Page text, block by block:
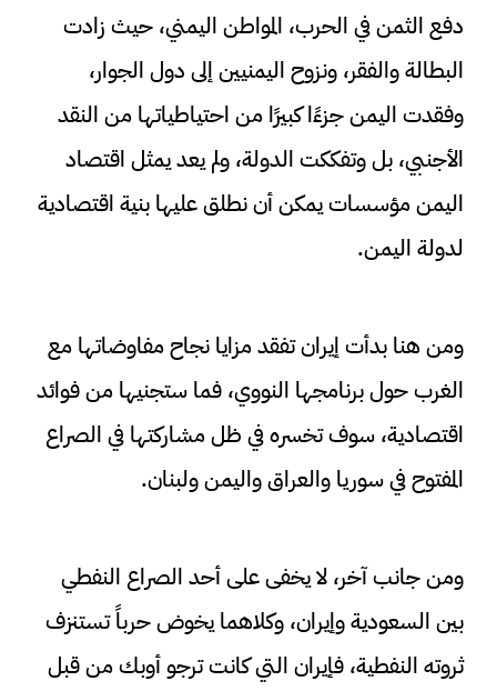
دفع الثمن في الحرب، المواطن اليمني، حيث زادت
البطالة والفقر، ونزوح اليمنيين إلى دول الجوار،
وفقدت اليمن جزءًا كبيرًا من احتياطياتها من النقد
الأجنبي، بل وتفككت الدولة، ولم يعد يمثل اقتصاد
اليمن مؤسسات يمكن أن نطلق عليها بنية اقتصادية
لدولة اليمن.
ومن هنا بدأت إيران تفقد مزايا نجاح مفاوضاتها مع
الغرب حول برنامجها النووي، فما ستجنيها من فوائد
اقتصادية، سوف تخسره في ظل مشاركتها في الصراع
المفتوح في سوريا والعراق واليمن ولبنان.
ومن جانب آخر، لا يخفى على أحد الصراع النفطي
بين السعودية وإيران، وكلاهما يخوض حرباً تستنزف
ثروته النفطية، فإيران التي كانت ترجو أوبك من قبل